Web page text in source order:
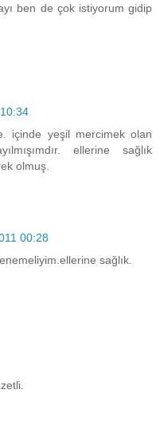
ben de çok istiyorum gidip
içinde yeşil mercimek olan
ellerine sağlık
olmuş.
00:28
sağlık.